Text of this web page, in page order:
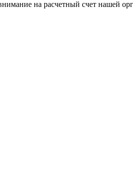
на расчетный счет нашей